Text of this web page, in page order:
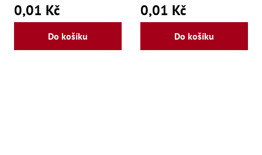
0,01 Kč
Do košíku
0,01 Kč
Do košíku